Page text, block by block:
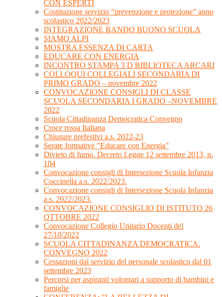
CON ESPERTI
Costituzione servizio “prevenzione e protezione” anno
scolastico 2022/2023
INTEGRAZIONE BANDO BUONO SCUOLA
SIAMO ALPI
MOSTRA ESSENZA DI CARTA
EDUCARE CON ENERGIA
INCONTRO STAMPA 3 D BIBLIOTECA ARCARI
COLLOQUI COLLEGIALI SECONDARIA DI
PRIMO GRADO – novembre 2022
CONVOCAZIONE CONSIGLI DI CLASSE
SCUOLA SECONDARIA I GRADO –NOVEMBRE
2022
Scuola Cittadinanza Democratica Convegno
Croce rossa Italiana
Chiusure prefestivi a.s. 2022-23
Serate formative "Educare con Energia"
Divieto di fumo. Decreto Legge 12 settembre 2013, n.
104
Convocazione consigli di Intersezione Scuola Infanzia
Coccinella a.s. 2022/2023.
Convocazione consigli di Intersezione Scuola Infanzia
a.s. 2022/2023.
CONVOCAZIONE CONSIGLIO DI ISTITUTO 26
OTTOBRE 2022
Convocazione Collegio Unitario Docenti del
27/10/2022
SCUOLA CITTADINANZA DEMOCRATICA.
CONVEGNO 2022
Cessazioni dal servizio del personale scolastico dal 01
settembre 2023
Percorsi per aspiranti volontari a supporto di bambini e
famiglie